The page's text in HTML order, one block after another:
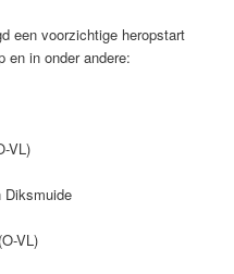
een voorzichtige heropstart
en in onder andere:
VL)